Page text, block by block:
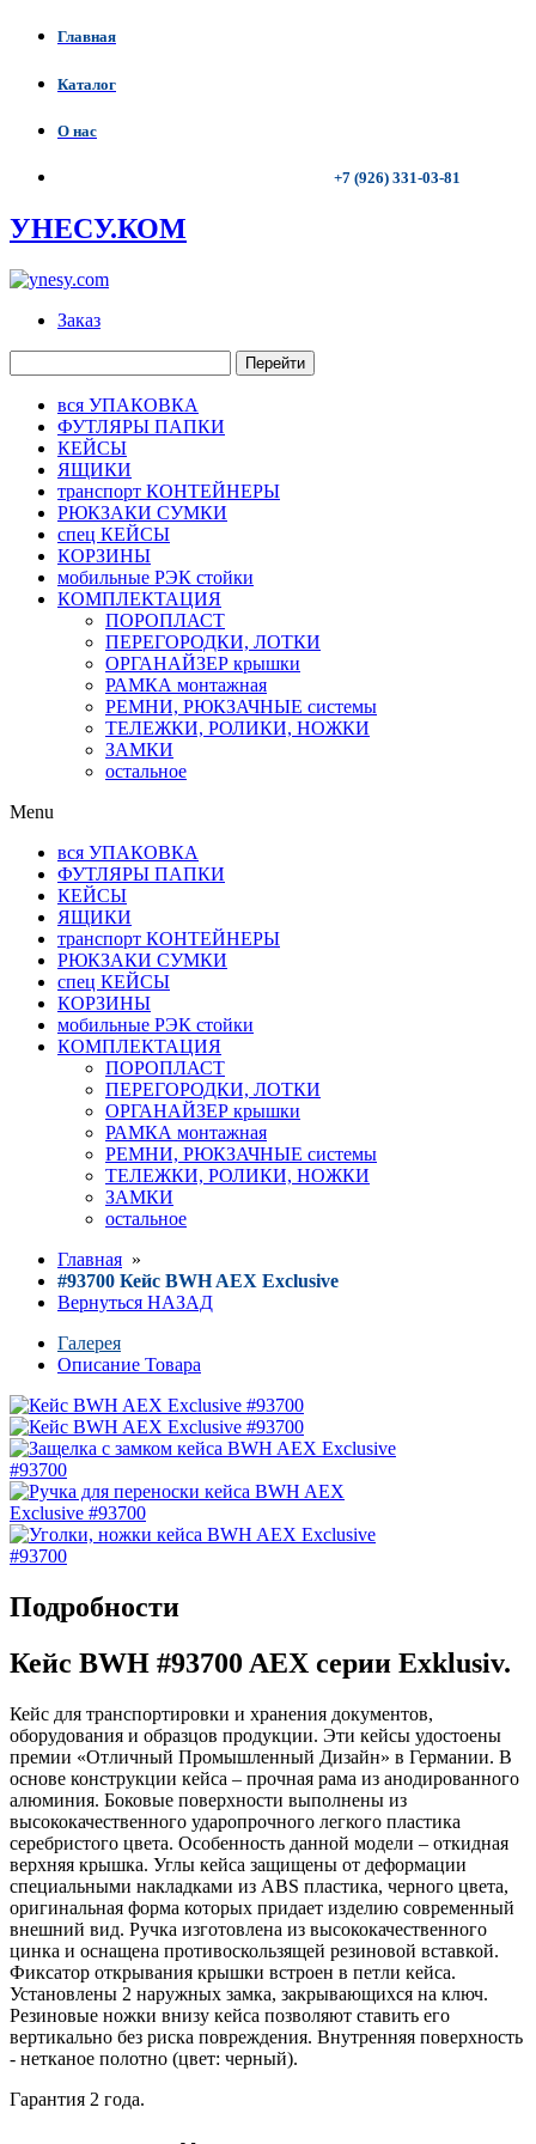
Главная
Каталог
О нас
+7 (926) 331-03-81
УНЕСУ.КОМ
Заказ
Перейти
вся УПАКОВКА
ФУТЛЯРЫ ПАПКИ
КЕЙСЫ
ЯЩИКИ
транспорт КОНТЕЙНЕРЫ
РЮКЗАКИ СУМКИ
спец КЕЙСЫ
КОРЗИНЫ
мобильные РЭК стойки
КОМПЛЕКТАЦИЯ
ПОРОПЛАСТ
ПЕРЕГОРОДКИ, ЛОТКИ
ОРГАНАЙЗЕР крышки
РАМКА монтажная
РЕМНИ, РЮКЗАЧНЫЕ системы
ТЕЛЕЖКИ, РОЛИКИ, НОЖКИ
ЗАМКИ
остальное
Menu
вся УПАКОВКА
ФУТЛЯРЫ ПАПКИ
КЕЙСЫ
ЯЩИКИ
транспорт КОНТЕЙНЕРЫ
РЮКЗАКИ СУМКИ
спец КЕЙСЫ
КОРЗИНЫ
мобильные РЭК стойки
КОМПЛЕКТАЦИЯ
ПОРОПЛАСТ
ПЕРЕГОРОДКИ, ЛОТКИ
ОРГАНАЙЗЕР крышки
РАМКА монтажная
РЕМНИ, РЮКЗАЧНЫЕ системы
ТЕЛЕЖКИ, РОЛИКИ, НОЖКИ
ЗАМКИ
остальное
Главная »
#93700 Кейс BWH AEX Exclusive
Вернуться НАЗАД
Галерея
Описание Товара
Подробности
Кейс BWH #93700 AEX серии Exklusiv.
Кейс для транспортировки и хранения документов,
оборудования и образцов продукции. Эти кейсы удостоены
премии «Отличный Промышленный Дизайн» в Германии. В
основе конструкции кейса – прочная рама из анодированного
алюминия. Боковые поверхности выполнены из
высококачественного ударопрочного легкого пластика
серебристого цвета. Особенность данной модели – откидная
верхняя крышка. Углы кейса защищены от деформации
специальными накладками из ABS пластика, черного цвета,
оригинальная форма которых придает изделию современный
внешний вид. Ручка изготовлена из высококачественного
цинка и оснащена противоскользящей резиновой вставкой.
Фиксатор открывания крышки встроен в петли кейса.
Установлены 2 наружных замка, закрывающихся на ключ.
Резиновые ножки внизу кейса позволяют ставить его
вертикально без риска повреждения. Внутренняя поверхность
- нетканое полотно (цвет: черный).
Гарантия 2 года.